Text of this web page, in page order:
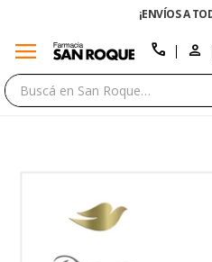
¡ENVÍOS A
menu call
close